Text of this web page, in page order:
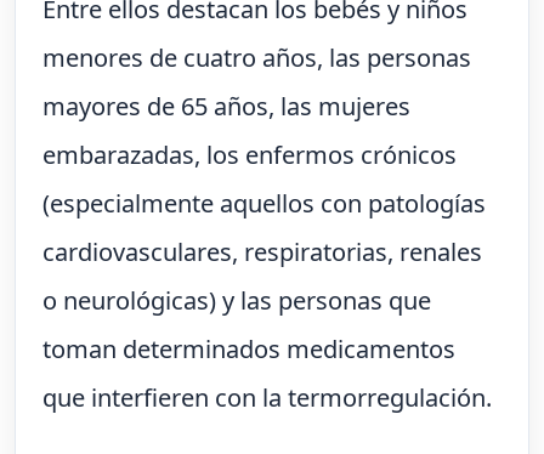
Entre ellos destacan los bebés y niños
menores de cuatro años, las personas
mayores de 65 años, las mujeres
embarazadas, los enfermos crónicos
(especialmente aquellos con patologías
cardiovasculares, respiratorias, renales
o neurológicas) y las personas que
toman determinados medicamentos
que interfieren con la termorregulación.